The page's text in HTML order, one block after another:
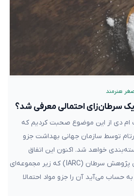
هنرمند
یک سرطان‌زای احتمالی معرفی شد؟
دی از این موضوع صحبت کردیم که
توسط سازمان جهانی بهداشت جزو
خواهد شد. اکنون این اتفاق
رخ‌داده و آژانس بین‌المللی پژوهش‌ سرطان (IARC) که زیر مجموعه‌ای
حساب می‌آید آن را جزو مواد احتمالا